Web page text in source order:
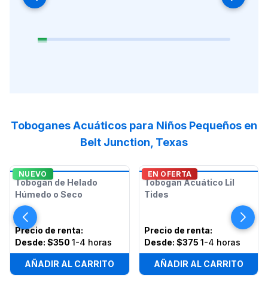
Toboganes Acuáticos para Niños Pequeños en
Belt Junction, Texas
NUEVO
Tobogán de Helado
Húmedo o Seco
Precio de renta:
Desde: $350 1-4 horas
AÑADIR AL CARRITO
EN OFERTA
Tobogán Acuático Lil
Tides
Precio de renta:
Desde: $375 1-4 horas
AÑADIR AL CARRITO